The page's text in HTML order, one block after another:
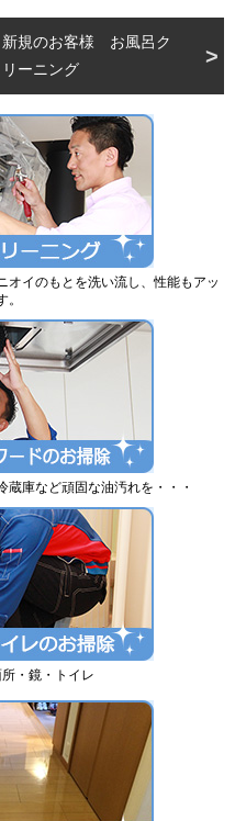
新規のお客様 お風呂ク
リーニング
オイのもとを洗い流し、性能もアッ
。
庫など頑固な油汚れを・・・
・鏡・トイレ